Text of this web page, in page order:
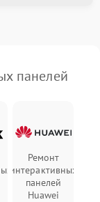
панелей
Ремонт
интерактивных
панелей
Huawei